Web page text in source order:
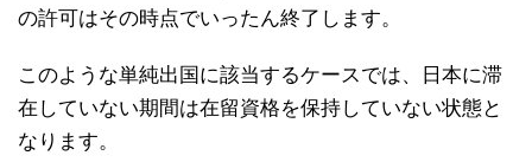
の許可はその時点でいったん終了します。
このような単純出国に該当するケースでは、日本に滞
在していない期間は在留資格を保持していない状態と
なります。